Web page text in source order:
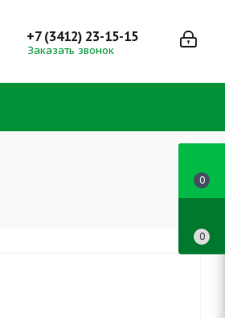
+7 (3412) 23-15-15
Заказать звонок
0
0